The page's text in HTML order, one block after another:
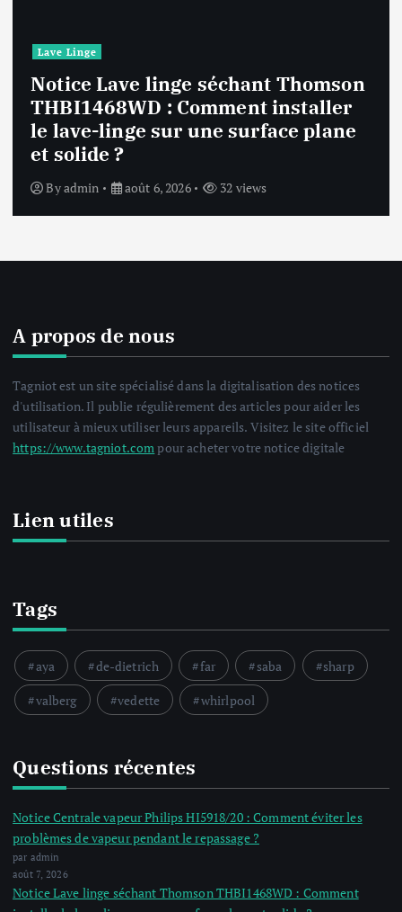
Lave Linge
Notice Lave linge F94841WH LG
F94841WH : Que faire si la machine
affiche une erreur inconnue ?
Byadmin août 6, 2026 33 views
A propos de nous
Tagniot est un site spécialisé dans la digitalisation des notices
d'utilisation. Il publie régulièrement des articles pour aider les
utilisateur à mieux utiliser leurs appareils. Visitez le site officiel
https://www.tagniot.com pour acheter votre notice digitale
Lien utiles
Tags
aya de-dietrich far saba
sharp
valberg
vedette whirlpool
Questions récentes
Notice Centrale vapeur Philips HI5918/20 : Comment éviter les
problèmes de vapeur pendant le repassage ?
par admin
août 7, 2026
Notice Lave linge séchant Thomson THBI1468WD : Comment